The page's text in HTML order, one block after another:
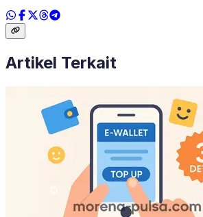
Artikel Terkait